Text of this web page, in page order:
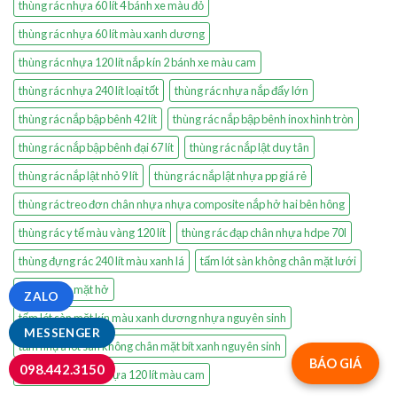
thùng rác nhựa 60 lít 4 bánh xe màu đỏ
thùng rác nhựa 60 lít màu xanh dương
thùng rác nhựa 120 lít nắp kín 2 bánh xe màu cam
thùng rác nhựa 240 lít loại tốt
thùng rác nhựa nắp đẩy lớn
thùng rác nắp bập bênh 42 lít
thùng rác nắp bập bênh inox hình tròn
thùng rác nắp bập bênh đại 67 lít
thùng rác nắp lật duy tân
thùng rác nắp lật nhỏ 9 lít
thùng rác nắp lật nhựa pp giá rẻ
thùng rác treo đơn chân nhựa nhựa composite nắp hở hai bên hông
thùng rác y tế màu vàng 120 lít
thùng rác đạp chân nhựa hdpe 70l
thùng đựng rác 240 lít màu xanh lá
tấm lót sàn không chân mặt lưới
tấm lót sàn mặt hở
tấm lót sàn mặt kín màu xanh dương nhựa nguyên sinh
tấm nhựa lót sàn không chân mặt bít xanh nguyên sinh
xả kho thùng rác nhựa 120 lít màu cam
BÁO GIÁ
MESSENGER
ZALO
098.442.3150